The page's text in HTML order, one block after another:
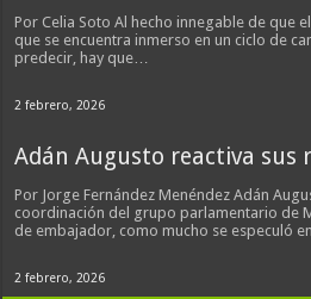
Por Celia Soto Al hecho innegable de que
que se encuentra inmerso en un ciclo de
predecir, hay que…
2 febrero, 2026
Adán Augusto reactiva sus
Por Jorge Fernández Menéndez Adán
coordinación del grupo parlamentario de
de embajador, como mucho se especuló
2 febrero, 2026